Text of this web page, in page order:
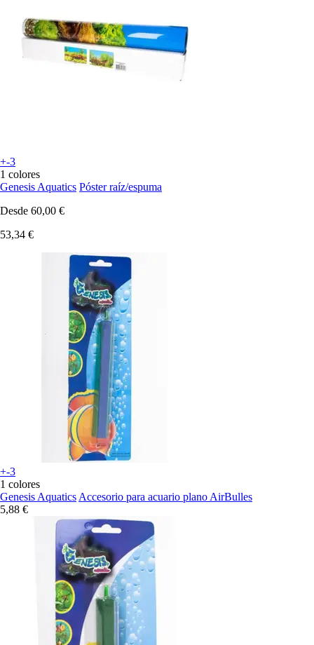
+-3
1 colores
Genesis Aquatics Póster raíz/espuma
Desde 60,00 €
53,34 €
+-3
1 colores
Genesis Aquatics Accesorio para acuario plano AirBulles
5,88 €